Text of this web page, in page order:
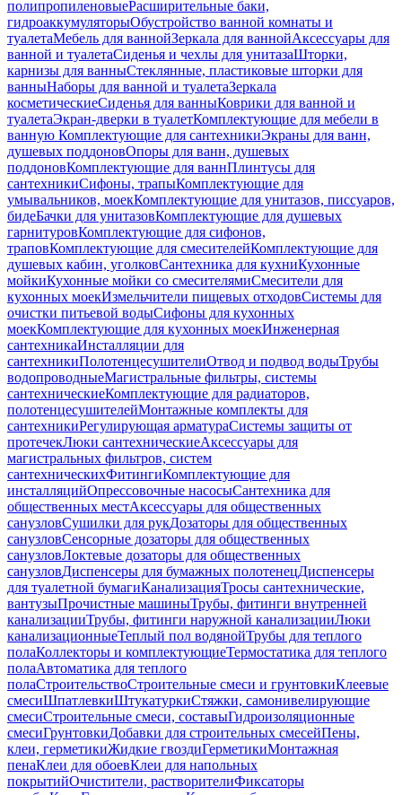
полипропиленовыеРасширительные баки,
гидроаккумуляторыОбустройство ванной комнаты и
туалетаМебель для ваннойЗеркала для ваннойАксессуары для
ванной и туалетаСиденья и чехлы для унитазаШторки,
карнизы для ванныСтеклянные, пластиковые шторки для
ванныНаборы для ванной и туалетаЗеркала
косметическиеСиденья для ванныКоврики для ванной и
туалетаЭкран-дверки в туалетКомплектующие для мебели в
ванную Комплектующие для сантехникиЭкраны для ванн,
душевых поддоновОпоры для ванн, душевых
поддоновКомплектующие для ваннПлинтусы для
сантехникиСифоны, трапыКомплектующие для
умывальников, моекКомплектующие для унитазов, писсуаров,
бидеБачки для унитазовКомплектующие для душевых
гарнитуровКомплектующие для сифонов,
траповКомплектующие для смесителейКомплектующие для
душевых кабин, уголковСантехника для кухниКухонные
мойкиКухонные мойки со смесителямиСмесители для
кухонных моекИзмельчители пищевых отходовСистемы для
очистки питьевой водыСифоны для кухонных
моекКомплектующие для кухонных моекИнженерная
сантехникаИнсталляции для
сантехникиПолотенцесушителиОтвод и подвод водыТрубы
водопроводныеМагистральные фильтры, системы
сантехническиеКомплектующие для радиаторов,
полотенцесушителейМонтажные комплекты для
сантехникиРегулирующая арматураСистемы защиты от
протечекЛюки сантехническиеАксессуары для
магистральных фильтров, систем
сантехническихФитингиКомплектующие для
инсталляцийОпрессовочные насосыСантехника для
общественных местАксессуары для общественных
санузловСушилки для рукДозаторы для общественных
санузловСенсорные дозаторы для общественных
санузловЛоктевые дозаторы для общественных
санузловДиспенсеры для бумажных полотенецДиспенсеры
для туалетной бумагиКанализацияТросы сантехнические,
вантузыПрочистные машиныТрубы, фитинги внутренней
канализацииТрубы, фитинги наружной канализацииЛюки
канализационныеТеплый пол водянойТрубы для теплого
полаКоллекторы и комплектующиеТермостатика для теплого
полаАвтоматика для теплого
полаСтроительствоСтроительные смеси и грунтовкиКлеевые
смесиШпатлевкиШтукатуркиСтяжки, самонивелирующие
смесиСтроительные смеси, составыГидроизоляционные
смесиГрунтовкиДобавки для строительных смесейПены,
клеи, герметикиЖидкие гвоздиГерметикиМонтажная
пенаКлеи для обоевКлеи для напольных
покрытийОчистители, растворителиФиксаторы